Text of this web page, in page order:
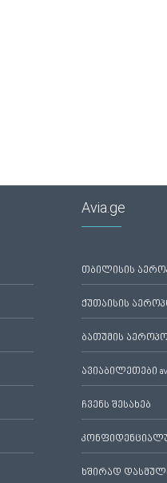
Avia.ge
თბილისის
ქუთაისის
ბათუმის
ავიაბილეთები
ჩვენს შესახებ
ხშირად